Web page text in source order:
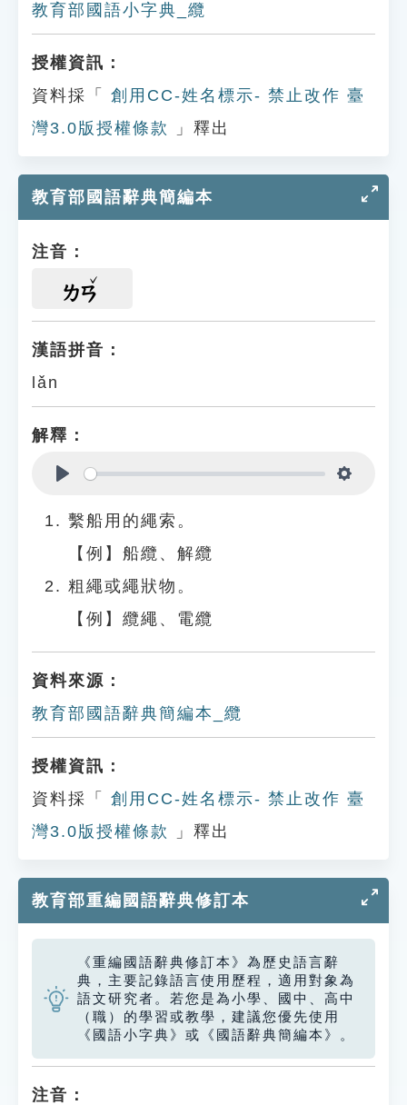
教育部國語小字典_纜
授權資訊：
資料採「
創用CC-姓名標示- 禁止改作 臺
灣3.0版授權條款
」釋出
教育部國語辭典簡編本
注音：
ㄌㄢ
漢語拼音：
lǎn
解釋：
繫船用的繩索。
【例】船纜、解纜
粗繩或繩狀物。
【例】纜繩、電纜
資料來源：
教育部國語辭典簡編本_纜
授權資訊：
資料採「
創用CC-姓名標示- 禁止改作 臺
灣3.0版授權條款
」釋出
教育部重編國語辭典修訂本
《重編國語辭典修訂本》為歷史語言辭
典，主要記錄語言使用歷程，適用對象為
語文研究者。若您是為小學、國中、高中
（職）的學習或教學，建議您優先使用
《國語小字典》或《國語辭典簡編本》。
注音：